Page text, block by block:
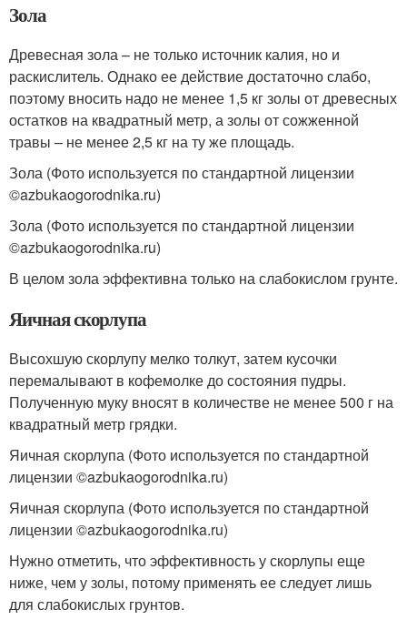
Зола
Древесная зола – не только источник калия, но и
раскислитель. Однако ее действие достаточно слабо,
поэтому вносить надо не менее 1,5 кг золы от древесных
остатков на квадратный метр, а золы от сожженной
травы – не менее 2,5 кг на ту же площадь.
Зола (Фото используется по стандартной лицензии
©azbukaogorodnika.ru)
Зола (Фото используется по стандартной лицензии
©azbukaogorodnika.ru)
В целом зола эффективна только на слабокислом грунте.
Яичная скорлупа
Высохшую скорлупу мелко толкут, затем кусочки
перемалывают в кофемолке до состояния пудры.
Полученную муку вносят в количестве не менее 500 г на
квадратный метр грядки.
Яичная скорлупа (Фото используется по стандартной
лицензии ©azbukaogorodnika.ru)
Яичная скорлупа (Фото используется по стандартной
лицензии ©azbukaogorodnika.ru)
Нужно отметить, что эффективность у скорлупы еще
ниже, чем у золы, потому применять ее следует лишь
для слабокислых грунтов.